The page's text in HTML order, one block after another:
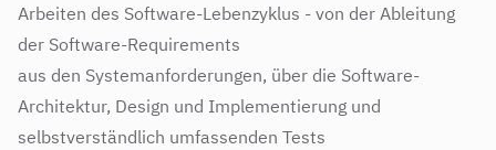
Arbeiten des Software-Lebenzyklus - von der Ableitung
der Software-Requirements
aus den Systemanforderungen, über die Software-
Architektur, Design und Implementierung und
selbstverständlich umfassenden Tests